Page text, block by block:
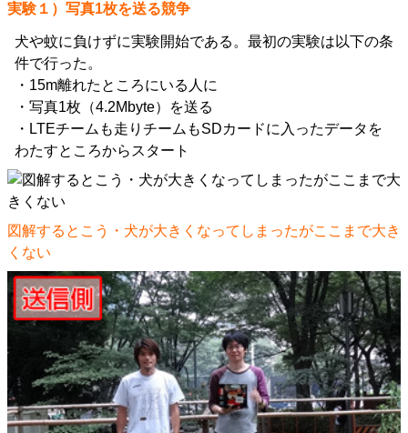
実験１）写真1枚を送る競争
犬や蚊に負けずに実験開始である。最初の実験は以下の条
件で行った。
・15m離れたところにいる人に
・写真1枚（4.2Mbyte）を送る
・LTEチームも走りチームもSDカードに入ったデータを
わたすところからスタート
図解するとこう・犬が大きくなってしまったがここまで大き
くない